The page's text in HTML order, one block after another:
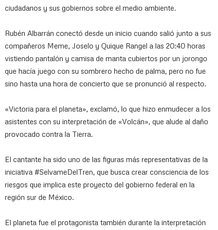
ciudadanos y sus gobiernos sobre el medio ambiente.
Rubén Albarrán conectó desde un inicio cuando salió junto a sus
compañeros Meme, Joselo y Quique Rangel a las 20:40 horas
vistiendo pantalón y camisa de manta cubiertos por un jorongo
que hacía juego con su sombrero hecho de palma, pero no fue
sino hasta una hora de concierto que se pronunció al respecto.
«Victoria para el planeta», exclamó, lo que hizo enmudecer a los
asistentes con su interpretación de «Volcán», que alude al daño
provocado contra la Tierra.
El cantante ha sido uno de las figuras más representativas de la
iniciativa #SelvameDelTren, que busca crear consciencia de los
riesgos que implica este proyecto del gobierno federal en la
región sur de México.
El planeta fue el protagonista también durante la interpretación